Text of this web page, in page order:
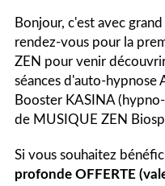
Bonjour, c'est avec
rendez-vous pour la
ZEN pour venir
séances d'auto-hypnose
Booster KASINA
de MUSIQUE ZEN
Si vous souhaitez
profonde OFFERTE